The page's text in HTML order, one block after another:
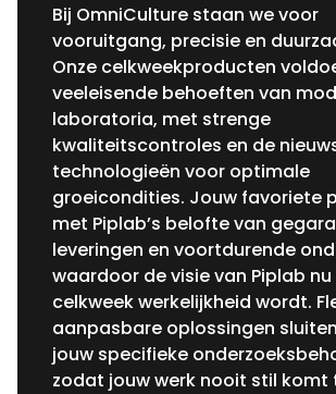
Bij OmniCulture staan we voor
vooruitgang, precisie en
Onze celkweekproducten
veeleisende behoeften van
laboratoria, met strenge
kwaliteitscontroles en de
technologieën voor optimale
groeicondities. Jouw favoriete
met Piplab’s belofte van
leveringen en voortdurende
waardoor de visie van Piplab
celkweek werkelijkheid wordt.
aanpasbare oplossingen
jouw specifieke
zodat jouw werk nooit stil komt